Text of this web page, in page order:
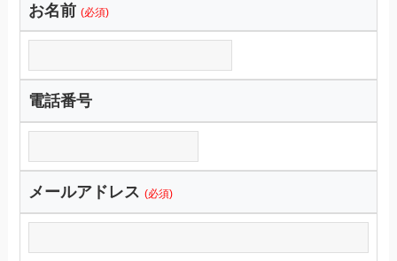
お名前 (必須)
電話番号
メールアドレス (必須)